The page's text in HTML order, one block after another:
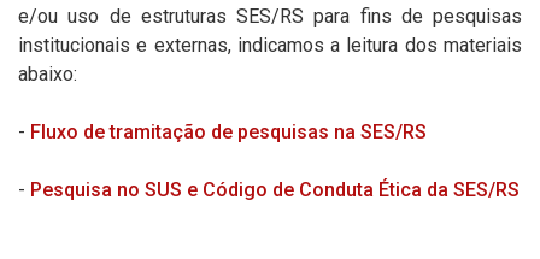
e/ou uso de estruturas SES/RS para fins de pesquisas
institucionais e externas, indicamos a leitura dos materiais
abaixo:
- Fluxo de tramitação de pesquisas na SES/RS
- Pesquisa no SUS e Código de Conduta Ética da SES/RS